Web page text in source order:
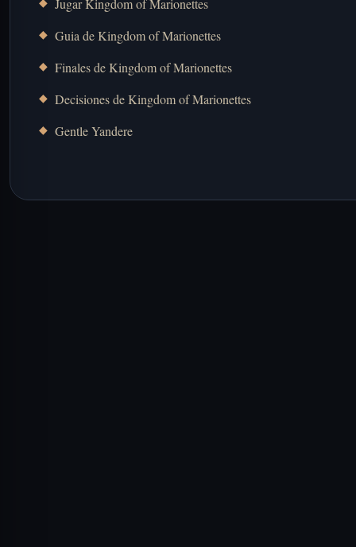
Jugar Kingdom of Marionettes
Guia de Kingdom of Marionettes
Finales de Kingdom of Marionettes
Decisiones de Kingdom of Marionettes
Gentle Yandere